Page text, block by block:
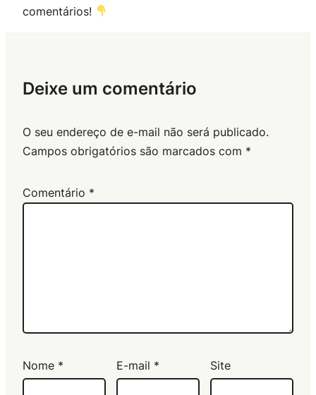
comentários!
Deixe um comentário
O seu endereço de e-mail não será publicado.
Campos obrigatórios são marcados com *
Comentário *
Nome * E-mail * Site